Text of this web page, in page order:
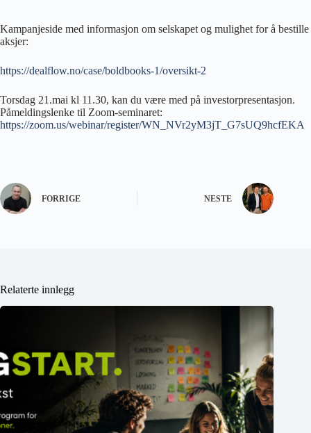
Kampanjeside med informasjon om selskapet og mulighet for å bestille
aksjer:
https://dealflow.no/case/boldbooks-1/oversikt-2
Torsdag 21.mai kl 11.30, kan du være med på investorpresentasjon.
Påmeldingslenke til Zoom-seminaret:
https://zoom.us/webinar/register/WN_NVr2yM3jT_G7sUQ9hcfEKA
FORRIGE NESTE
Relaterte innlegg